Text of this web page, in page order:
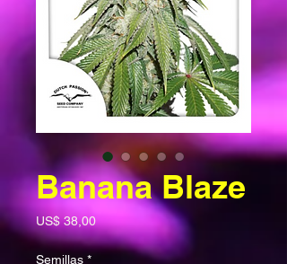
Banana Blaze
US$ 38,00Precio
Semillas *